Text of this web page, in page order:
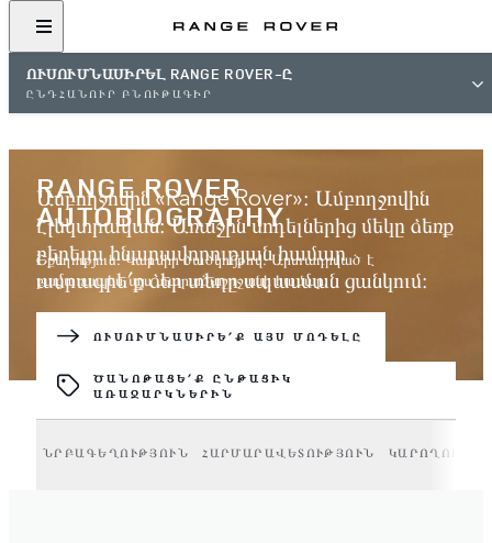
ՈՒՍՈՒՄՆԱՍԻՐԵԼ RANGE ROVER-Ը
ԸՆԴՀԱՆՈՒՐ ԲՆՈՒԹԱԳԻՐ
RANGE ROVER
AUTOBIOGRAPHY
Շքեղություն։ Կարմիր ծածկույթով։ Արտադրված է
բացառապես այս տարածաշրջանի համար:
ՈՒՍՈՒՄՆԱՍԻՐԵ՛Ք ԱՅՍ ՄՈԴԵԼԸ
ԾԱՆՈԹԱՑԵ՛Ք ԸՆԹԱՑԻԿ
ԱՌԱՋԱՐԿՆԵՐԻՆ
Ամբողջովին «Range Rover»։ Ամբողջովին
էլեկտրական։ Առաջին մոդելներից մեկը ձեռք
բերելու հնարավորության համար
ամրագրե՛ք ձեր տեղը սպասման ցանկում։
ՄԻԱՑԵ՛Ք ՍՊԱՍՄԱՆ ՑԱՆԿԻՆ
ՆՐԲԱԳԵՂՈՒԹՅՈՒՆ ՀԱՐՄԱՐԱՎԵՏՈՒԹՅՈՒՆ